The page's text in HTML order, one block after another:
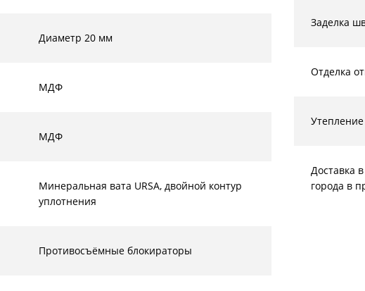
Диаметр 20 мм
МДФ
МДФ
Минеральная вата URSA, двойной контур
уплотнения
Противосъёмные блокираторы
Заделка
Отделка
Доставка
города в